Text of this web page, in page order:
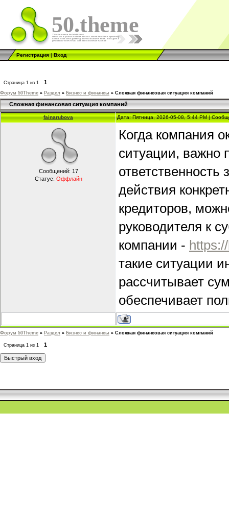
50.theme
Регистрация|Вход
Страница 1 из 1 1
Форум 50Theme » Раздел » Бизнес и финансы » Сложная финансовая ситуация компаний
Сложная финансовая ситуация компаний
fainarubova Дата: Пятница, 2026-05-08, 5:44 PM |
Сообщений: 17
Статус: Оффлайн
Когда компания
ситуации, важно
действия
кредиторов,
руководителя к
компании -
такие ситуации
рассчитывает
обеспечивает
Форум 50Theme » Раздел » Бизнес и финансы » Сложная финансовая ситуация компаний
Страница 1 из 1 1